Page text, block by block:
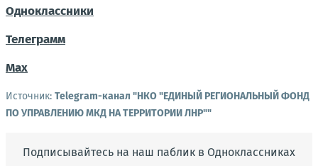
Одноклассники
Телеграмм
Мах
Источник: Telegram-канал "НКО "ЕДИНЫЙ РЕГИОНАЛЬНЫЙ ФОНД
ПО УПРАВЛЕНИЮ МКД НА ТЕРРИТОРИИ ЛНР""
Подписывайтесь на наш паблик в Одноклассниках